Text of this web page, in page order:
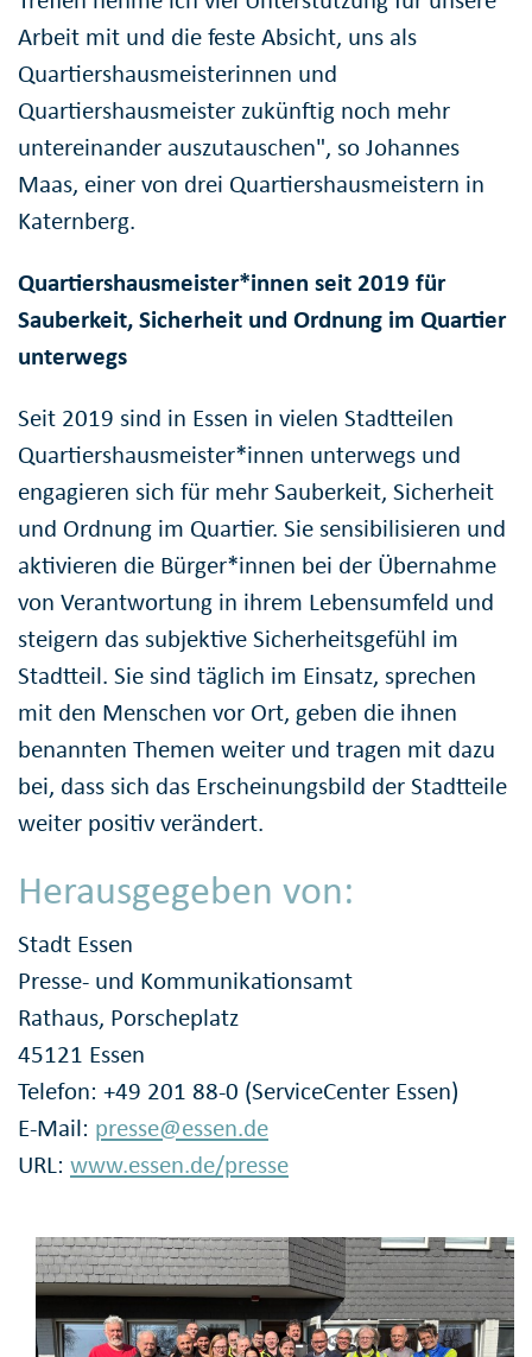
Arbeit mit und die feste Absicht, uns als
Quartiershausmeisterinnen und
Quartiershausmeister zukünftig noch mehr
untereinander auszutauschen", so Johannes
Maas, einer von drei Quartiershausmeistern in
Katernberg.
Quartiershausmeister*innen seit 2019 für
Sauberkeit, Sicherheit und Ordnung im Quartier
unterwegs
Seit 2019 sind in Essen in vielen Stadtteilen
Quartiershausmeister*innen unterwegs und
engagieren sich für mehr Sauberkeit, Sicherheit
und Ordnung im Quartier. Sie sensibilisieren und
aktivieren die Bürger*innen bei der Übernahme
von Verantwortung in ihrem Lebensumfeld und
steigern das subjektive Sicherheitsgefühl im
Stadtteil. Sie sind täglich im Einsatz, sprechen
mit den Menschen vor Ort, geben die ihnen
benannten Themen weiter und tragen mit dazu
bei, dass sich das Erscheinungsbild der Stadtteile
weiter positiv verändert.
Herausgegeben von:
Stadt Essen
Presse- und Kommunikationsamt
Rathaus, Porscheplatz
45121 Essen
Telefon: +49 201 88-0 (ServiceCenter Essen)
E-Mail: presse@essen.de
URL: www.essen.de/presse